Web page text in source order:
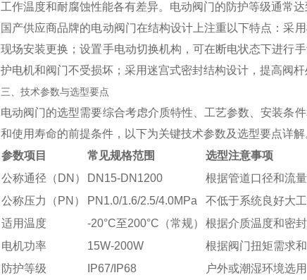
工作温度和耐腐蚀性能各有差异。电动阀门的防护等级通常
国产供应商品牌的电动阀门在结构设计上注重以下特点：采
现场安装更换；设置手电动切换机构，可在断电状态下进行
护电机和阀门不受损坏；采用迷宫式密封结构设计，提高阀杆
三、技术参数与选型要点
电动阀门的选型需要综合考虑介质特性、工艺参数、安装条
和使用寿命的前提条件，以下为关键技术参数及选型要点详解
参数项目
常见规格范围
选型注意事项
公称通径（DN）
DN15-DN1200
根据管道口径和流
公称压力（PN）
PN1.0/1.6/2.5/4.0MPa
不低于系统良好大
适用温度
-20°C至200°C（常规）
根据介质温度和密
电机功率
15W-200W
根据阀门扭矩需求
防护等级
IP67/IP68
户外或潮湿环境选